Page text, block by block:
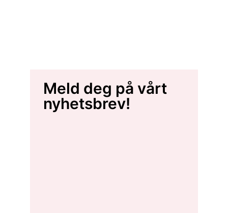
Meld deg på vårt
nyhetsbrev!